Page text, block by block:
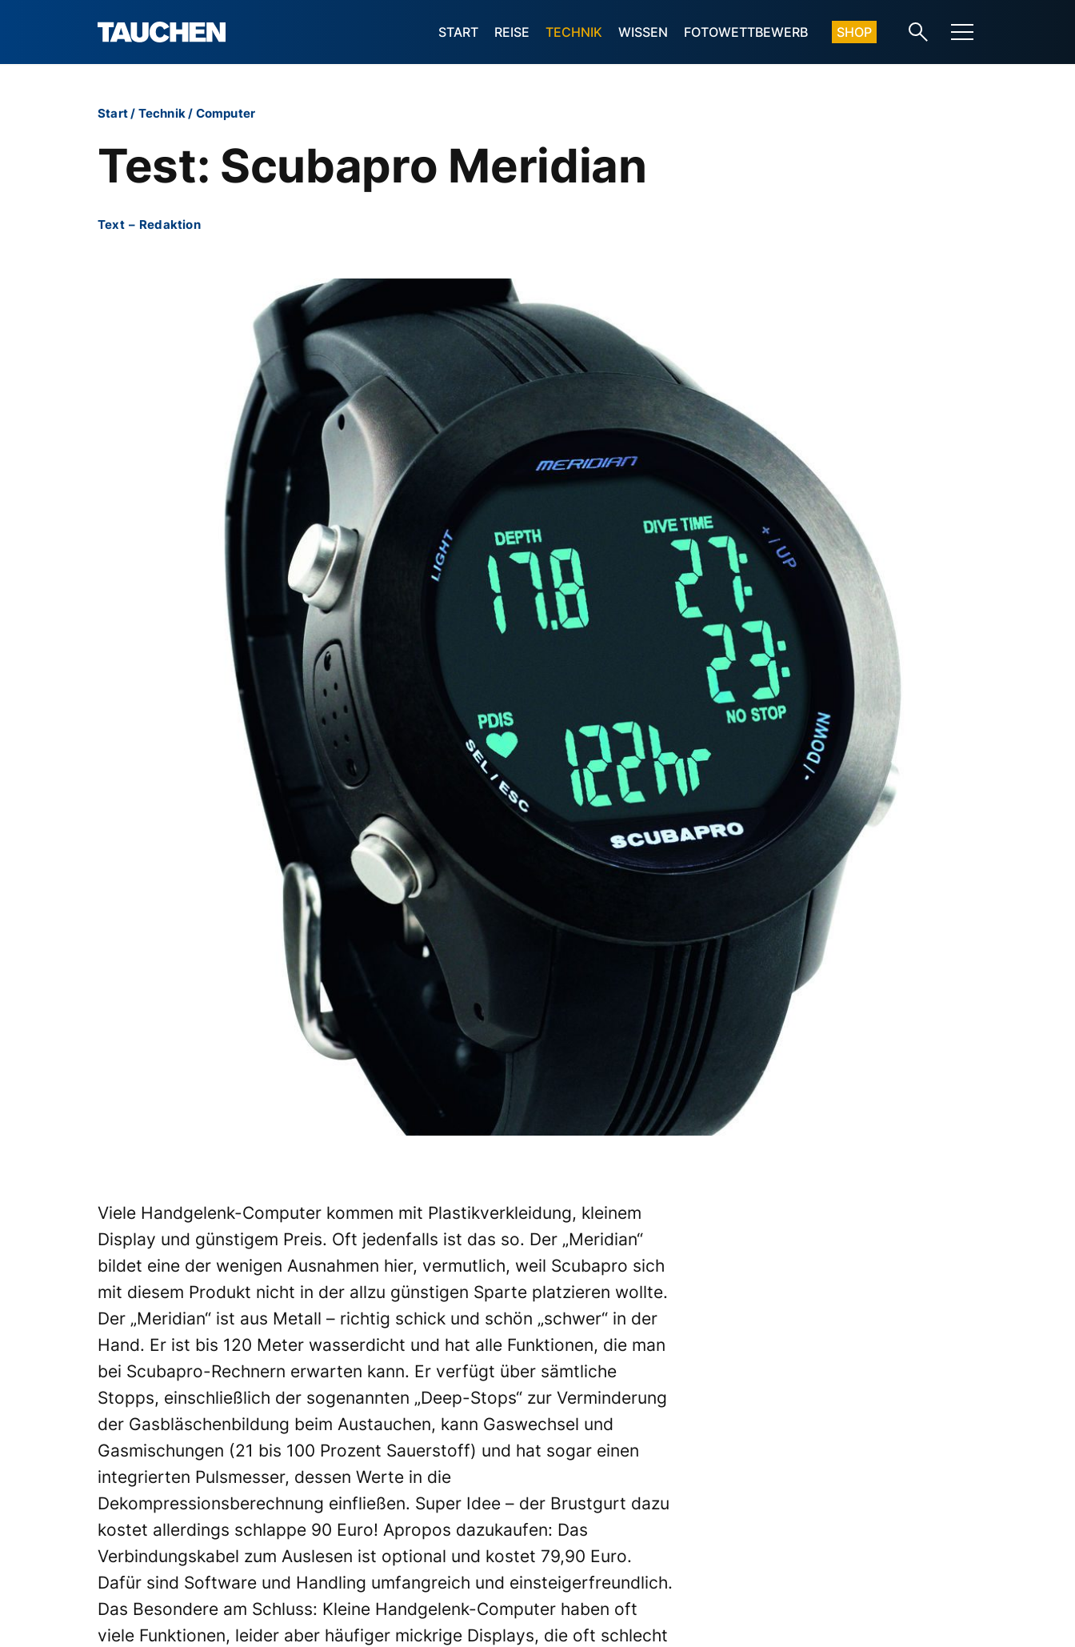
START REISE TECHNIK WISSEN FOTOWETTBEWERB SHOP
Start/ Technik/ Computer
Test: Scubapro Meridian
Text – Redaktion
Viele Handgelenk-Computer kommen mit Plastikverkleidung, kleinem
Display und günstigem Preis. Oft jedenfalls ist das so. Der „Meridian“
bildet eine der wenigen Ausnahmen hier, vermutlich, weil Scubapro sich
mit diesem Produkt nicht in der allzu günstigen Sparte platzieren wollte.
Der „Meridian“ ist aus Metall – richtig schick und schön „schwer“ in der
Hand. Er ist bis 120 Meter wasserdicht und hat alle Funktionen, die man
bei Scubapro-Rechnern erwarten kann. Er verfügt über sämtliche
Stopps, einschließlich der sogenannten „Deep-Stops“ zur Verminderung
der Gasbläschenbildung beim Austauchen, kann Gaswechsel und
Gasmischungen (21 bis 100 Prozent Sauerstoff) und hat sogar einen
integrierten Pulsmesser, dessen Werte in die
Dekompressionsberechnung einfließen. Super Idee – der Brustgurt dazu
kostet allerdings schlappe 90 Euro! Apropos dazukaufen: Das
Verbindungskabel zum Auslesen ist optional und kostet 79,90 Euro.
Dafür sind Software und Handling umfangreich und einsteigerfreundlich.
Das Besondere am Schluss: Kleine Handgelenk-Computer haben oft
viele Funktionen, leider aber häufiger mickrige Displays, die oft schlecht